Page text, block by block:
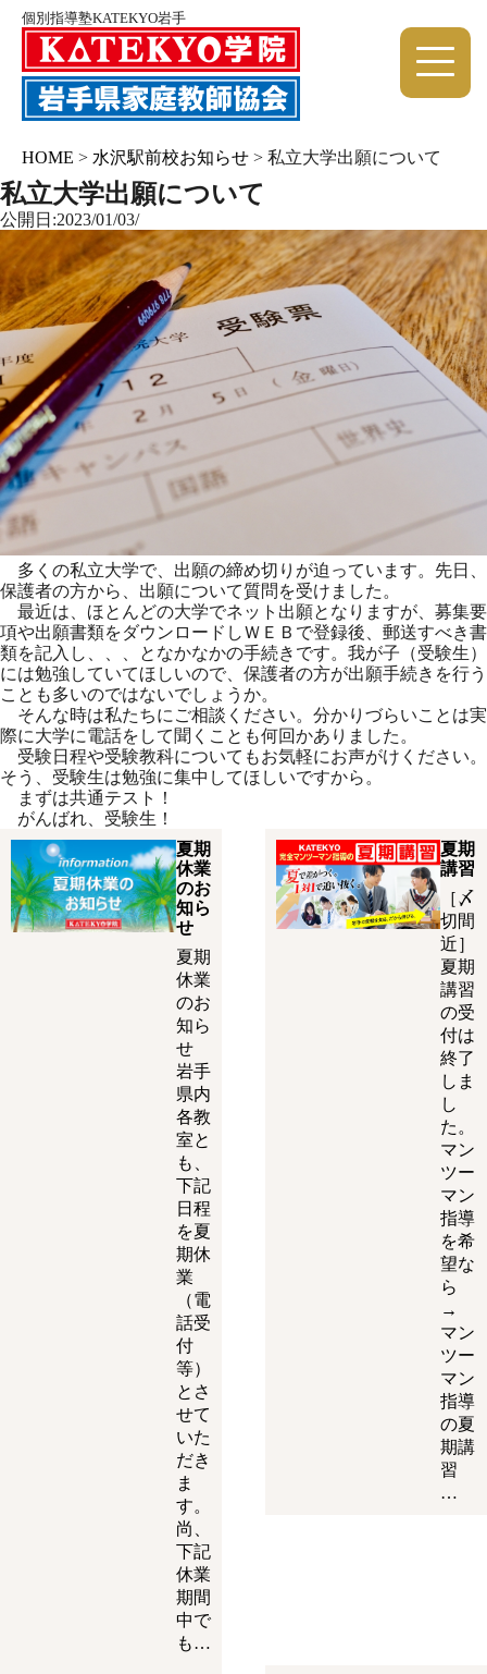
個別指導塾KATEKYO岩手
HOME > 水沢駅前校お知らせ > 私立大学出願について
私立大学出願について
公開日:2023/01/03/
多くの私立大学で、出願の締め切りが迫っています。先日、
保護者の方から、出願について質問を受けました。
最近は、ほとんどの大学でネット出願となりますが、募集要
項や出願書類をダウンロードしＷＥＢで登録後、郵送すべき書
類を記入し、、、となかなかの手続きです。我が子（受験生）
には勉強していてほしいので、保護者の方が出願手続きを行う
ことも多いのではないでしょうか。
そんな時は私たちにご相談ください。分かりづらいことは実
際に大学に電話をして聞くことも何回かありました。
受験日程や受験教科についてもお気軽にお声がけください。
そう、受験生は勉強に集中してほしいですから。
まずは共通テスト！
がんばれ、受験生！
夏期
休業
のお
知ら
せ
夏期
休業
のお
知ら
せ
岩手
県内
各教
室と
も、
下記
日程
を夏
期休
業
（電
話受
付
等）
とさ
せて
いた
だき
ま
す。
尚、
下記
休業
期間
中で
も…
夏期
講習
［〆
切間
近］
夏期
講習
の受
付は
終了
しま
し
た。
マン
ツー
マン
指導
を希
望な
ら
→
マン
ツー
マン
指導
の夏
期講
習
…